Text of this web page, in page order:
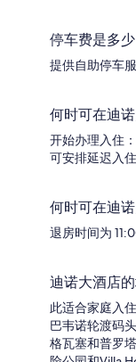
停车费是多少
提供自助停车
何时可在迪
开始办理入住
可安排延迟入住
何时可在迪
退房时间为
迪诺大酒店
此适合家庭入
巴韦诺轮渡码
格瓦塞和普罗